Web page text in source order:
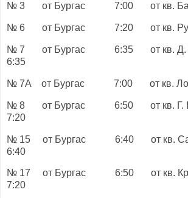
№ 3 от Бургас 7:00 от кв.
№ 6 от Бургас 7:20 от кв.
№ 7 от Бургас 6:35 от кв.
6:35
№ 7А от Бургас 7:00 от кв.
№ 8 от Бургас 6:50 от кв.
7:20
№ 15 от Бургас 6:40 от кв.
6:40
№ 17 от Бургас 6:50 от кв.
7:20